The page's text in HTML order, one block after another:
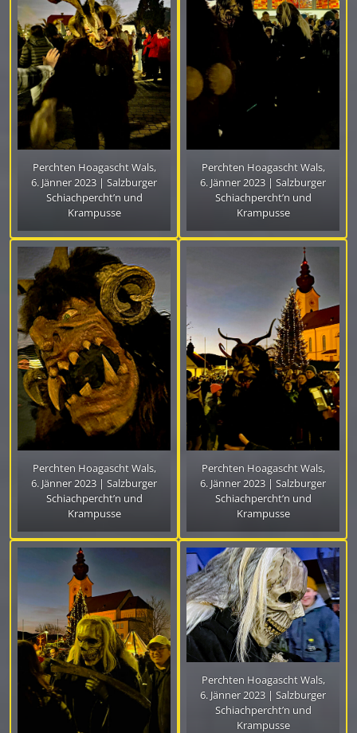
Perchten Hoagascht Wals,
6. Jänner 2023 | Salzburger
Schiachpercht’n und
Krampusse
Perchten Hoagascht Wals,
6. Jänner 2023 | Salzburger
Schiachpercht’n und
Krampusse
Perchten Hoagascht Wals,
6. Jänner 2023 | Salzburger
Schiachpercht’n und
Krampusse
Perchten Hoagascht Wals,
6. Jänner 2023 | Salzburger
Schiachpercht’n und
Krampusse
Perchten Hoagascht Wals,
6. Jänner 2023 | Salzburger
Schiachpercht’n und
Krampusse